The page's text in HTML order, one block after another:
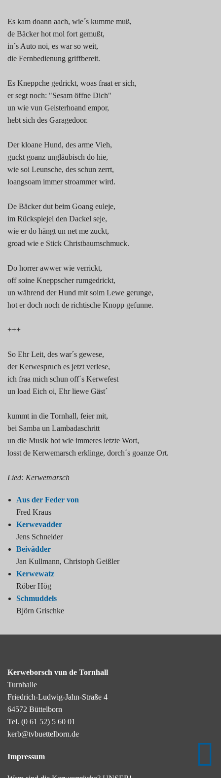
Es kam doann aach, wie´s kumme muß,
de Bäcker hot mol fort gemußt,
in´s Auto noi, es war so weit,
die Fernbedienung griffbereit.
Es Kneppche gedrickt, woas fraat er sich,
er segt noch: "Sesam öffne Dich"
un wie vun Geisterhoand empor,
hebt sich des Garagedoor.
Der kloane Hund, des arme Vieh,
guckt goanz ungläubisch do hie,
wie soi Leunsche, des schun zerrt,
loangsoam immer stroammer wird.
De Bäcker dut beim Goang euleje,
im Rückspiejel den Dackel seje,
wie er do hängt un net me zuckt,
groad wie e Stick Christbaumschmuck.
Do horrer awwer wie verrickt,
off soine Kneppscher rumgedrickt,
un während der Hund mit soim Lewe gerunge,
hot er doch noch de richtische Knopp gefunne.
+++
So Ehr Leit, des war´s gewese,
der Kerwespruch es jetzt verlese,
ich fraa mich schun off´s Kerwefest
un load Eich oi, Ehr liewe Gäst´
kummt in die Tornhall, feier mit,
bei Samba un Lambadaschritt
un die Musik hot wie immeres letzte Wort,
losst de Kerwemarsch erklinge, dorch´s goanze Ort.
Lied: Kerwemarsch
Aus der Feder von
Fred Kraus
Kerwevadder
Jens Schneider
Beivädder
Jan Kullmann, Christoph Geißler
Kerwewatz
Röber Hög
Schmuddels
Björn Grischke
Kerweborsch vun de Tornhall
Turnhalle
Friedrich-Ludwig-Jahn-Straße 4
64572 Büttelborn
Tel. (0 61 52) 5 60 01
kerb@tvbuettelborn.de
Impressum